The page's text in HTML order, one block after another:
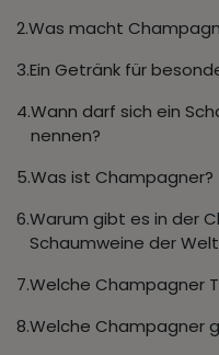
Was macht
Ein Getränk für
Wann darf sich ein
nennen?
Was ist Champagner?
Warum gibt es in der
Schaumweine der
Welche Champagner
Welche Champagner